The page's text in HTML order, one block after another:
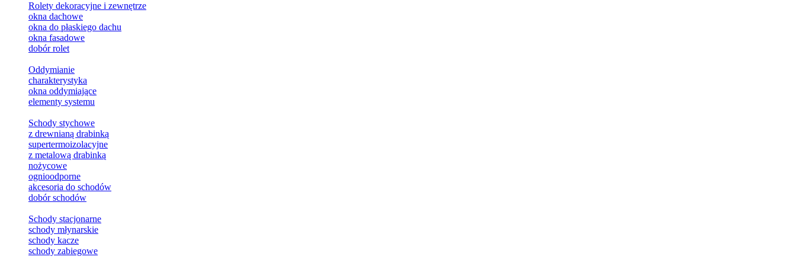
Rolety dekoracyjne i zewnętrze
okna dachowe
okna do płaskiego dachu
okna fasadowe
dobór rolet
Oddymianie
charakterystyka
okna oddymiające
elementy systemu
Schody stychowe
z drewnianą drabinką
supertermoizolacyjne
z metalową drabinką
nożycowe
ognioodporne
akcesoria do schodów
dobór schodów
Schody stacjonarne
schody młynarskie
schody kacze
schody zabiegowe